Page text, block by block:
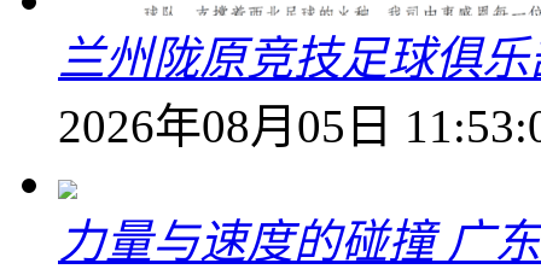
兰州陇原竞技足球俱
2026年08月05日
力量与速度的碰撞 广